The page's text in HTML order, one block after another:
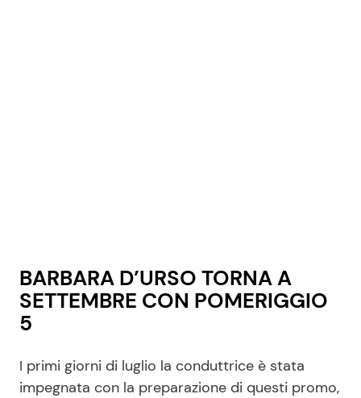
BARBARA D’URSO TORNA A
SETTEMBRE CON POMERIGGIO
5
I primi giorni di luglio la conduttrice è stata
impegnata con la preparazione di questi promo,